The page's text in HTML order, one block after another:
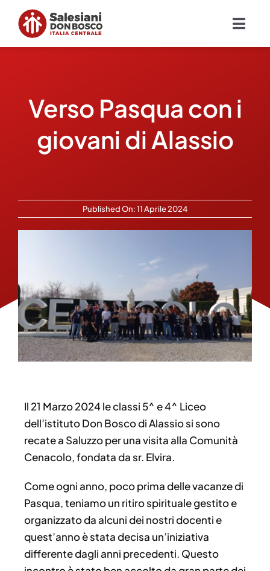
contenuto
Missione
Ambiti
Blog
Verso Pasqua con i
giovani di Alassio
Published On: 11 Aprile 2024
Il 21 Marzo 2024 le classi 5^ e 4^ Liceo
dell’istituto Don Bosco di Alassio si sono
recate a Saluzzo per una visita alla Comunità
Cenacolo, fondata da sr. Elvira.
Come ogni anno, poco prima delle vacanze di
Pasqua, teniamo un ritiro spirituale gestito e
organizzato da alcuni dei nostri docenti e
quest’anno è stata decisa un’iniziativa
differente dagli anni precedenti. Questo